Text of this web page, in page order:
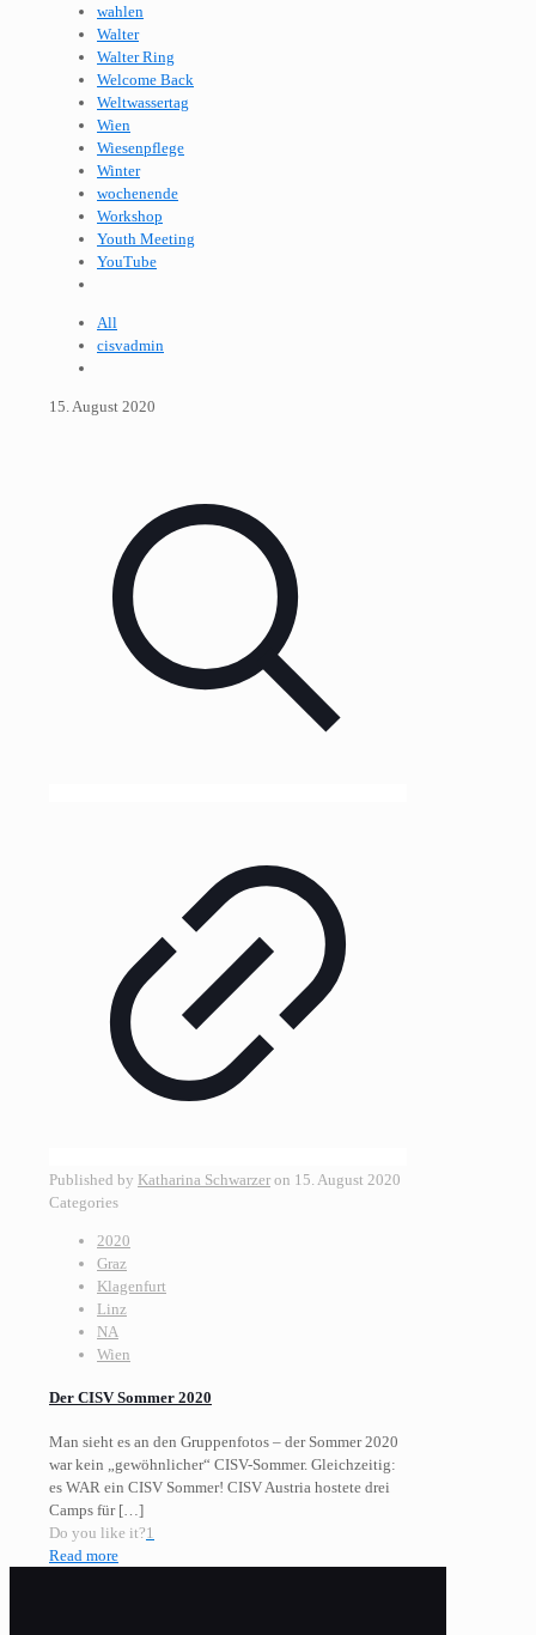
wahlen
Walter
Walter Ring
Welcome Back
Weltwassertag
Wien
Wiesenpflege
Winter
wochenende
Workshop
Youth Meeting
YouTube
All
cisvadmin
15. August 2020
Published by Katharina Schwarzer on 15. August 2020
Categories
2020
Graz
Klagenfurt
Linz
NA
Wien
Der CISV Sommer 2020
Man sieht es an den Gruppenfotos – der Sommer 2020
war kein „gewöhnlicher“ CISV-Sommer. Gleichzeitig:
es WAR ein CISV Sommer! CISV Austria hostete drei
Camps für[…]
Do you like it?1
Read more